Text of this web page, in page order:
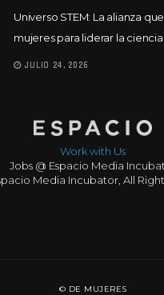
Universo STEM: La alianza
mujeres para liderar la ciencia
JULIO 24, 2026
Work with Us
Jobs @ Espacio Media
Media Incubator, All
© DE MUJERES